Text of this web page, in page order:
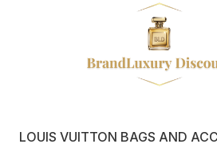
LOUIS VUITTON BAGS AND